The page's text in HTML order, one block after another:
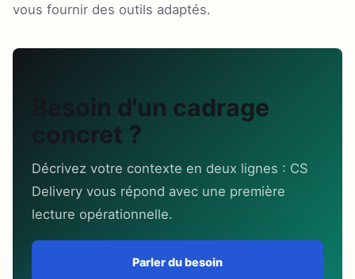
vous fournir des outils adaptés.
Besoin d'un cadrage
concret ?
Décrivez votre contexte en deux lignes : CS
Delivery vous répond avec une première
lecture opérationnelle.
Parler du besoin